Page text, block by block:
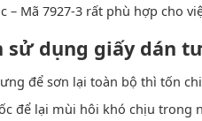
– Mã 7927-3 rất phù hợp cho
sử dụng giấy dán
để sơn lại toàn bộ thì tốn
để lại mùi hôi khó chịu trong